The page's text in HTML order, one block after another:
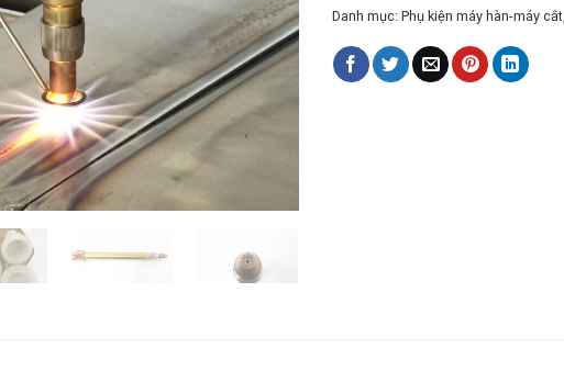
Danh mục: Phụ kiện máy hàn-máy cắt,